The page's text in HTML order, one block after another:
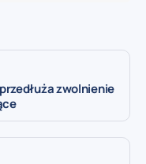
zwolnienie